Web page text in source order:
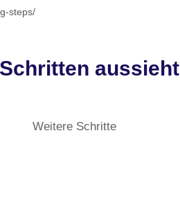
steps/
aussieht
Weitere Schritte